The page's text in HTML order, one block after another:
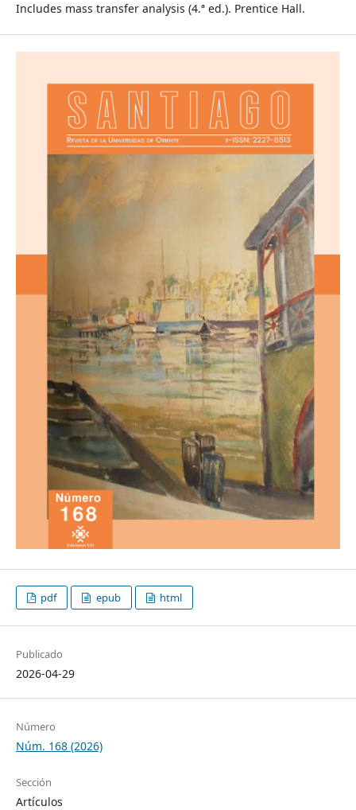
Includes mass transfer analysis (4.ª ed.). Prentice Hall.
pdf epub html
Publicado
2026-04-29
Número
Núm. 168 (2026)
Sección
Artículos